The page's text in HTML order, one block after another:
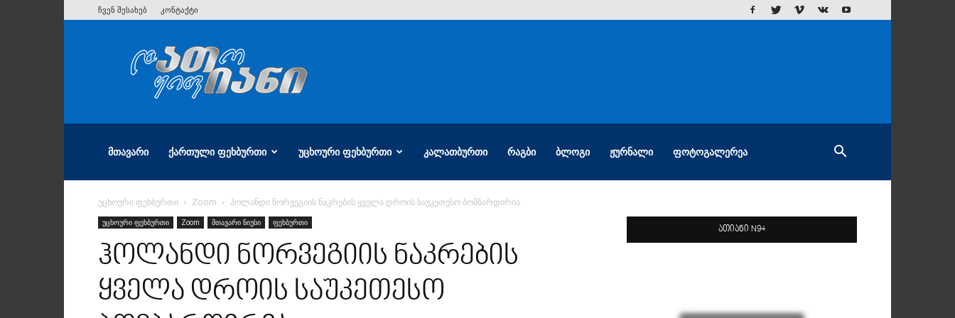
ჩვენ შესახებ კონტაქტი
ათიანი
ᲛᲗᲐᲕᲐᲠᲘ ᲥᲐᲠᲗᲣᲚᲘ ᲤᲔᲮᲑᲣᲠᲗᲘ ᲣᲪᲮᲝᲣᲠᲘ ᲤᲔᲮᲑᲣᲠᲗᲘ ᲙᲐᲚᲐᲗᲑᲣᲠᲗᲘ ᲠᲐᲒᲑᲘ ᲑᲚᲝᲒᲘ ᲟᲣᲠᲜᲐᲚᲘ ᲤᲝᲢᲝᲒᲐᲚᲔᲠᲔᲐ
უცხოური ფეხბურთი Zoom ჰოლანდი ნორვეგიის ნაკრების ყველა დროის საუკეთესო ბომბარდირია
უცხოური ფეხბურთი Zoom მთავარი ნიუსი ფეხბურთი
ჰოლანდი ნორვეგიის ნაკრების
ყველა დროის საუკეთესო
ათიანი N94